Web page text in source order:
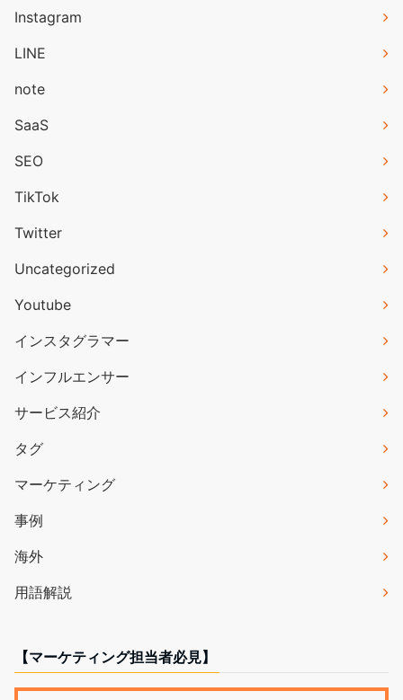
Instagram
LINE
note
SaaS
SEO
TikTok
Twitter
Uncategorized
Youtube
インスタグラマー
インフルエンサー
サービス紹介
タグ
マーケティング
事例
海外
用語解説
【マーケティング担当者必見】